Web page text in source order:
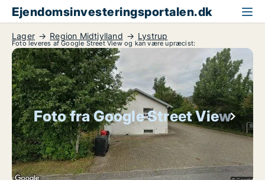
Ejendomsinvesteringsportalen.dk
Lager Region Midtjylland Lystrup
Foto leveres af Google Street View og kan være upræcist:
Foto fra Google Street View